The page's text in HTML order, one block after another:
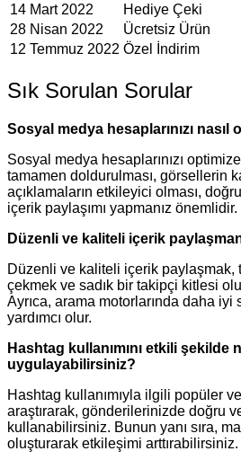
14 Mart 2022
Hediye Çeki
28 Nisan 2022
Ücretsiz Ürün
12 Temmuz 2022 Özel İndirim
Sık Sorulan Sorular
Sosyal medya hesaplarınızı
Sosyal medya hesaplarınızı
tamamen doldurulması, görsellerin
açıklamaların etkileyici olması,
içerik paylaşımı yapmanız önemlidir.
Düzenli ve kaliteli içerik
Düzenli ve kaliteli içerik
çekmek ve sadık bir takipçi kitlesi
Ayrıca, arama motorlarında daha iyi
yardımcı olur.
Hashtag kullanımını etkili şekilde
uygulayabilirsiniz?
Hashtag kullanımıyla ilgili popüler
araştırarak, gönderilerinizde doğru
kullanabilirsiniz. Bunun yanı sıra,
oluşturarak etkileşimi arttırabilirsiniz.